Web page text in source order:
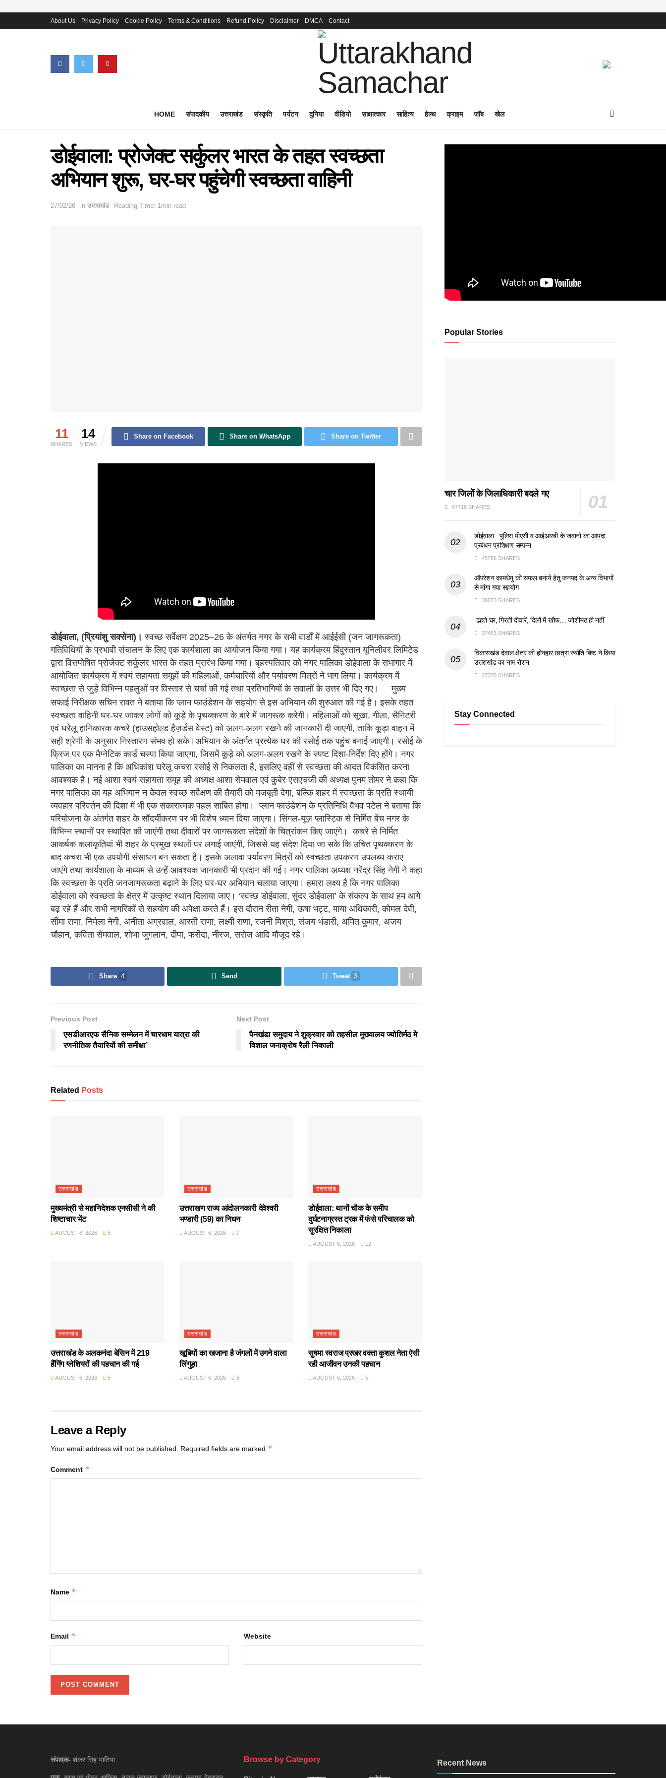
About Us Privacy Policy Cookie Policy Terms & Conditions Refund Policy Disclaimer DMCA Contact
HOME संपादकीय उत्तराखंड संस्कृति पर्यटन दुनिया वीडियो साक्षात्कार साहित्य हेल्थ क्राइम जॉब खेल
डोईवाला: प्रोजेक्ट सर्कुलर भारत के तहत स्वच्छता
अभियान शुरू, घर-घर पहुंचेगी स्वच्छता वाहिनी
27/02/26 in उत्तराखंड Reading Time: 1min read
11
SHARES
14
VIEWS
Share on Facebook Share on WhatsApp Share on Twitter
डोईवाला, (प्रियांशु सक्सेना)। स्वच्छ सर्वेक्षण 2025–26 के अंतर्गत नगर के सभी वार्डों में आईईसी (जन जागरूकता)
गतिविधियों के प्रभावी संचालन के लिए एक कार्यशाला का आयोजन किया गया। यह कार्यक्रम हिंदुस्तान यूनिलीवर लिमिटेड
द्वारा वित्तपोषित प्रोजेक्ट सर्कुलर भारत के तहत प्रारंभ किया गया। बृहस्पतिवार को नगर पालिका डोईवाला के सभागार में
आयोजित कार्यक्रम में स्वयं सहायता समूहों की महिलाओं, कर्मचारियों और पर्यावरण मित्रों ने भाग लिया। कार्यक्रम में
स्वच्छता से जुड़े विभिन्न पहलुओं पर विस्तार से चर्चा की गई तथा प्रतिभागियों के सवालों के उत्तर भी दिए गए।
मुख्य
सफाई निरीक्षक सचिन रावत ने बताया कि प्लान फाउंडेशन के सहयोग से इस अभियान की शुरुआत की गई है। इसके तहत
स्वच्छता वाहिनी घर-घर जाकर लोगों को कूड़े के पृथक्करण के बारे में जागरूक करेगी। महिलाओं को सूखा, गीला, सैनिटरी
एवं घरेलू हानिकारक कचरे (हाउसहोल्ड हैज़र्डस वेस्ट) को अलग-अलग रखने की जानकारी दी जाएगी, ताकि कूड़ा वाहन में
सही श्रेणी के अनुसार निस्तारण संभव हो सके।अभियान के अंतर्गत प्रत्येक घर की रसोई तक पहुंच बनाई जाएगी। रसोई के
फ्रिज पर एक मैग्नेटिक कार्ड चस्पा किया जाएगा, जिसमें कूड़े को अलग-अलग रखने के स्पष्ट दिशा-निर्देश दिए होंगे। नगर
पालिका का मानना है कि अधिकांश घरेलू कचरा रसोई से निकलता है, इसलिए वहीं से स्वच्छता की आदत विकसित करना
आवश्यक है। नई आशा स्वयं सहायता समूह की अध्यक्ष आशा सेमवाल एवं कुबेर एसएचजी की अध्यक्ष पूनम तोमर ने कहा कि
नगर पालिका का यह अभियान न केवल स्वच्छ सर्वेक्षण की तैयारी को मजबूती देगा, बल्कि शहर में स्वच्छता के प्रति स्थायी
व्यवहार परिवर्तन की दिशा में भी एक सकारात्मक पहल साबित होगा। प्लान फाउंडेशन के प्रतिनिधि वैभव पटेल ने बताया कि
परियोजना के अंतर्गत शहर के सौंदर्यीकरण पर भी विशेष ध्यान दिया जाएगा। सिंगल-यूज़ प्लास्टिक से निर्मित बेंच नगर के
विभिन्न स्थानों पर स्थापित की जाएंगी तथा दीवारों पर जागरूकता संदेशों के चित्रांकन किए जाएंगे। कचरे से निर्मित
आकर्षक कलाकृतियां भी शहर के प्रमुख स्थलों पर लगाई जाएंगी, जिससे यह संदेश दिया जा सके कि उचित पृथक्करण के
बाद कचरा भी एक उपयोगी संसाधन बन सकता है। इसके अलावा पर्यावरण मित्रों को स्वच्छता उपकरण उपलब्ध कराए
जाएंगे तथा कार्यशाला के माध्यम से उन्हें आवश्यक जानकारी भी प्रदान की गई। नगर पालिका अध्यक्ष नरेंद्र सिंह नेगी ने कहा
कि स्वच्छता के प्रति जनजागरूकता बढ़ाने के लिए घर-घर अभियान चलाया जाएगा। हमारा लक्ष्य है कि नगर पालिका
डोईवाला को स्वच्छता के क्षेत्र में उत्कृष्ट स्थान दिलाया जाए। ‘स्वच्छ डोईवाला, सुंदर डोईवाला’ के संकल्प के साथ हम आगे
बढ़ रहे हैं और सभी नागरिकों से सहयोग की अपेक्षा करते हैं। इस दौरान रीता नेगी, ऊषा भट्ट, माया अधिकारी, कोमल देवी,
सीमा राणा, निर्मला नेगी, अनीता अग्रवाल, आरती राणा, लक्ष्मी राणा, रजनी मिश्रा, संजय भंडारी, अमित कुमार, अजय
चौहान, कविता सेमवाल, शोभा जुगलान, दीपा, फरीदा, नीरज, सरोज आदि मौजूद रहे।
Share 4 Send Tweet 3
Previous Post
एसडीआरएफ सैनिक सम्मेलन में चारधाम यात्रा की
रणनीतिक तैयारियों की समीक्षा’
Next Post
पैनखंडा समुदाय ने शुक्रवार को तहसील मुख्यालय ज्योतिर्मठ मे
विशाल जनाक्रोष रैली निकाली
Related Posts
उत्तराखंड
मुख्यमंत्री से महानिदेशक एनसीसी ने की
शिष्टाचार भेंट
AUGUST 6, 2026 5
उत्तराखंड
उत्तराखण राज्य आंदोलनकारी देवेश्वरी
भण्डारी (59) का निधन
AUGUST 6, 2026 7
उत्तराखंड
डोईवाला: थानों चौक के समीप
दुर्घटनाग्रस्त ट्रक में फंसे परिचालक को
सुरक्षित निकाला
AUGUST 6, 2026 12
उत्तराखंड
उत्तराखंड के अलकनंदा बेसिन में 219
हैंगिंग ग्लेशियरों की पहचान की गई
AUGUST 6, 2026 5
उत्तराखंड
खूबियों का खजाना है जंगलों में उगने वाला
लिंगुड़ा
AUGUST 6, 2026 8
उत्तराखंड
सुषमा स्वराज प्रखर वक्ता कुशल नेता ऐसी
रही आजीवन उनकी पहचान
AUGUST 6, 2026 5
Leave a Reply
Your email address will not be published. Required fields are marked *
Comment *
Name *
Email * Website
Popular Stories
चार जिलों के जिलाधिकारी बदले गए
67718 SHARES
डोईवाला : पुलिस,पीएसी व आईआरबी के जवानों का आपदा
प्रबंधन प्रशिक्षण सम्पन्न
45786 SHARES
ऑपरेशन कामधेनु को सफल बनाये हेतु जनपद के अन्य विभागों
से मांगा गया सहयोग
38073 SHARES
ढहते घर, गिरती दीवारें, दिलों में खौफ… जोशीमठ ही नहीं
37453 SHARES
विकासखंड देवाल क्षेत्र की होनहार छात्रा ज्योति बिष्ट ने किया
उत्तराखंड का नाम रोशन
37370 SHARES
Stay Connected
संपादक- शंकर सिंह भाटिया Browse by Category Recent News